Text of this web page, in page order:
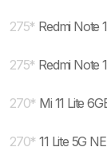
275* Redmi Note
275* Redmi Note
270* Mi 11 Lite
270* 11 Lite 5G NE